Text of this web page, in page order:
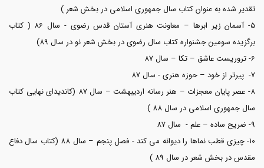
تقدیر شده به عنوان کتاب سال جمهوری اسلامی در بخش شعر )
5- آسمان زیر ابرها – معاونت هنری آستان قدس رضوی - سال 86 ( کتاب
برگزیده سومین جشنواره کتاب سال رضوی در بخش شعر نو در سال 89)
6- تروریست عاشق – تکا – سال 87
7- پیرتر از خود – حوزه هنری - سال 87
8- عصر پایان معجزات – هنر رسانه اردیبهشت – سال 87 (کاندیدای نهایی کتاب
سال جمهوری اسلامی در سال 88 )
9- ضریح ساده – علم - سال 87
10- چیزی قطب نماها را دیوانه می کند - فصل پنجم – سال 88 (کتاب سال دفاع
مقدس در بخش شعر در سال 89 )